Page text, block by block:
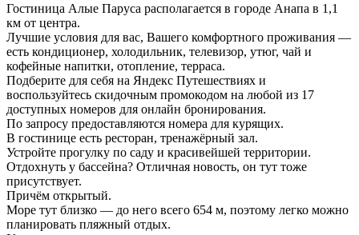
Гостиница Алые Паруса располагается в городе Анапа в 1,1
км от центра.
Лучшие условия для вас, Вашего комфортного проживания —
есть кондиционер, холодильник, телевизор, утюг, чай и
кофейные напитки, отопление, терраса.
Подберите для себя на Яндекс Путешествиях и
воспользуйтесь скидочным промокодом на любой из 17
доступных номеров для онлайн бронирования.
По запросу предоставляются номера для курящих.
В гостинице есть ресторан, тренажёрный зал.
Устройте прогулку по саду и красивейшей территории.
Отдохнуть у бассейна? Отличная новость, он тут тоже
присутствует.
Причём открытый.
Море тут близко — до него всего 654 м, поэтому легко можно
планировать пляжный отдых.